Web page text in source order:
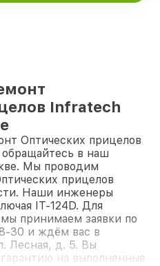
Infratech
Оптических прицелов
в наш
Мы проводим
прицелов
Наши инженеры
IT-124D. Для
принимаем заявки по
30 и ждём вас в
Лесная, д. 5. Вы
на выполненные